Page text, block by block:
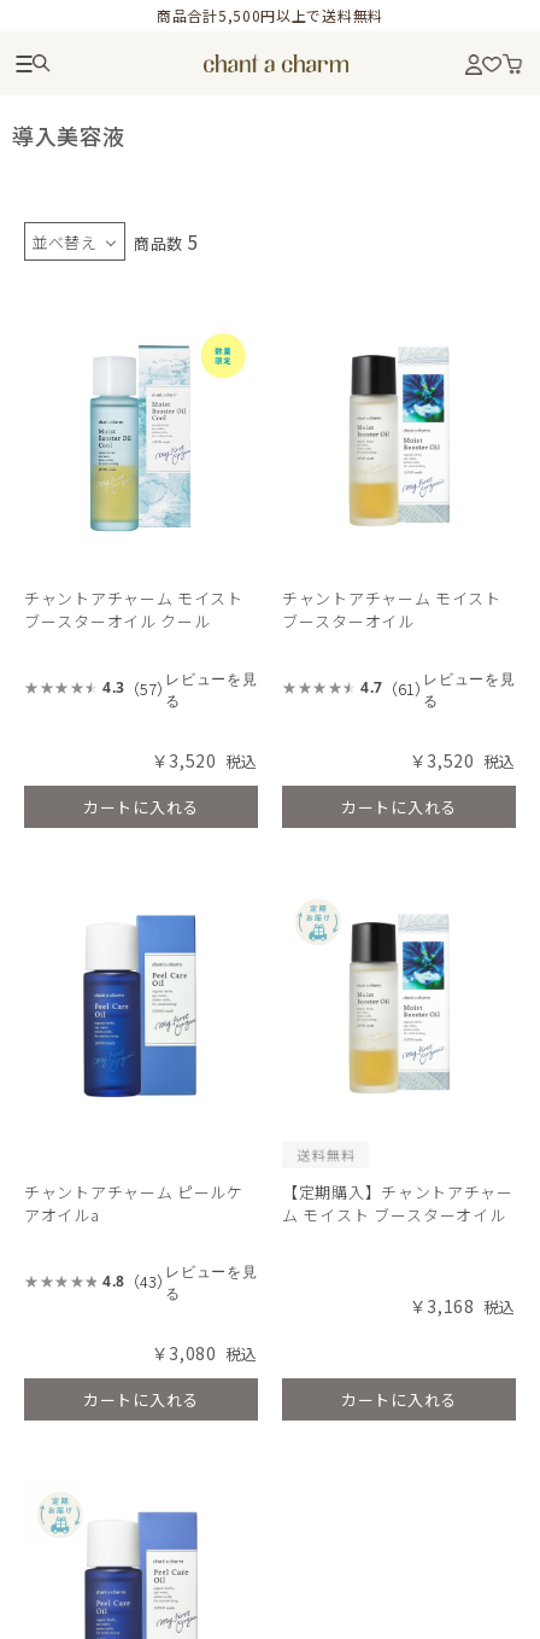
商品合計5,500円以上で送料無料
導入美容液
並べ替え 商品数 5
チャントアチャーム モイスト
ブースターオイル クール
4.3 （57） レビューを見
る
￥3,520
カートに入れる
チャントアチャーム モイスト
ブースターオイル
4.7 （61） レビューを見
る
￥3,520
カートに入れる
チャントアチャーム ピールケ
アオイルa
4.8 （43） レビューを見
る
￥3,080
カートに入れる
【定期購入】チャントアチャー
ム モイスト ブースターオイル
￥3,168
カートに入れる